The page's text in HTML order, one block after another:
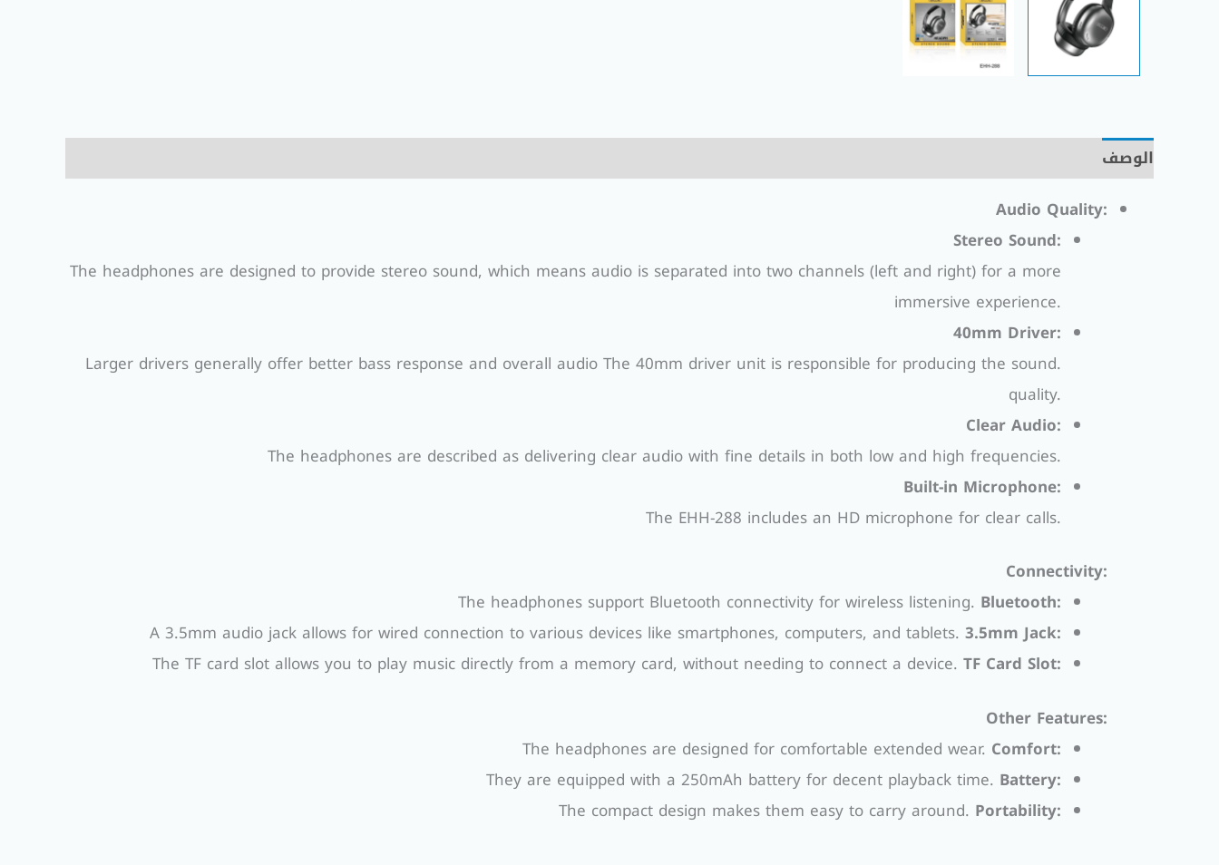
الوصف
Audio Quality:
Stereo Sound:
The headphones are designed to provide stereo sound, which means audio is separated into two channels (left and right) for a more
immersive experience.
40mm Driver:
The 40mm driver unit is responsible for producing the sound.
Larger drivers generally offer better bass response and overall audio
quality.
Clear Audio:
The headphones are described as delivering clear audio with fine details in both low and high frequencies.
Built-in Microphone:
The EHH-288 includes an HD microphone for clear calls.
Connectivity:
Bluetooth:
The headphones support Bluetooth connectivity for wireless listening.
3.5mm Jack:
A 3.5mm audio jack allows for wired connection to various devices like smartphones, computers, and tablets.
TF Card Slot:
The TF card slot allows you to play music directly from a memory card, without needing to connect a device.
Other Features:
Comfort:
The headphones are designed for comfortable extended wear.
Battery:
They are equipped with a 250mAh battery for decent playback time.
Portability:
The compact design makes them easy to carry around.